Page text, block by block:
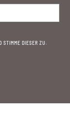
STIMME DIESER ZU.